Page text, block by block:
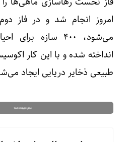
امروز انجام شد و در فاز
می‌شود، ۴۰۰ سازه
انداخته شده و با این کار
طبیعی ذخایر دریایی ایجاد